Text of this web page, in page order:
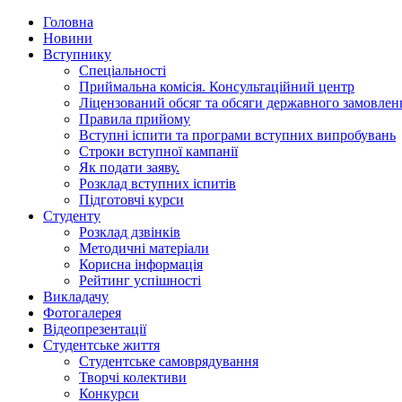
Головна
Новини
Вступнику
Спеціальності
Приймальна комісія. Консультаційний центр
Ліцензований обсяг та обсяги державного
Правила прийому
Вступні іспити та програми вступних випробувань
Строки вступної кампанії
Як подати заяву.
Розклад вступних іспитів
Підготовчі курси
Студенту
Розклад дзвінків
Методичні матеріали
Корисна інформація
Рейтинг успішності
Викладачу
Фотогалерея
Відеопрезентації
Студентське життя
Студентське самоврядування
Творчі колективи
Конкурси